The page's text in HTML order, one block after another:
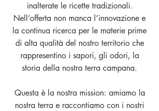
inalterate le ricette tradizionali.
Nell’offerta non manca l’innovazione e
la continua ricerca per le materie prime
di alta qualità del nostro territorio che
rappresentino i sapori, gli odori, la
storia della nostra terra campana.
Questa è la nostra mission: amiamo la
nostra terra e raccontiamo con i nostri